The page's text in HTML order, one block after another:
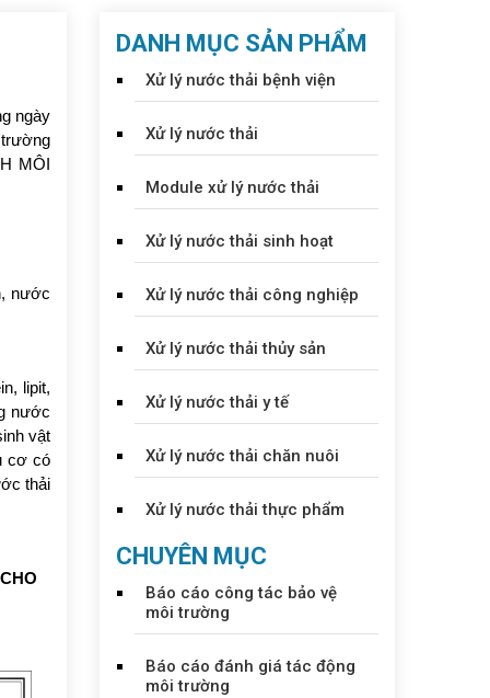
ngày
MÔI
nước
lipit,
nước
vật
cơ có
thải
DANH MỤC SẢN PHẨM
Xử lý nước thải bệnh viện
Xử lý nước thải
Module xử lý nước thải
Xử lý nước thải sinh hoạt
Xử lý nước thải công nghiệp
Xử lý nước thải thủy sản
Xử lý nước thải y tế
Xử lý nước thải chăn nuôi
Xử lý nước thải thực phẩm
CHUYÊN MỤC
Báo cáo công tác bảo vệ
môi trường
Báo cáo đánh giá tác động
môi trường